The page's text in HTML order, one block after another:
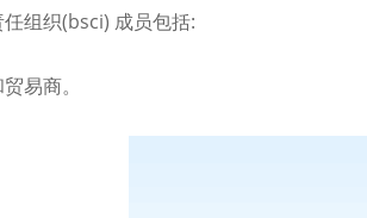
组织(bsci) 成员包括:
易商。